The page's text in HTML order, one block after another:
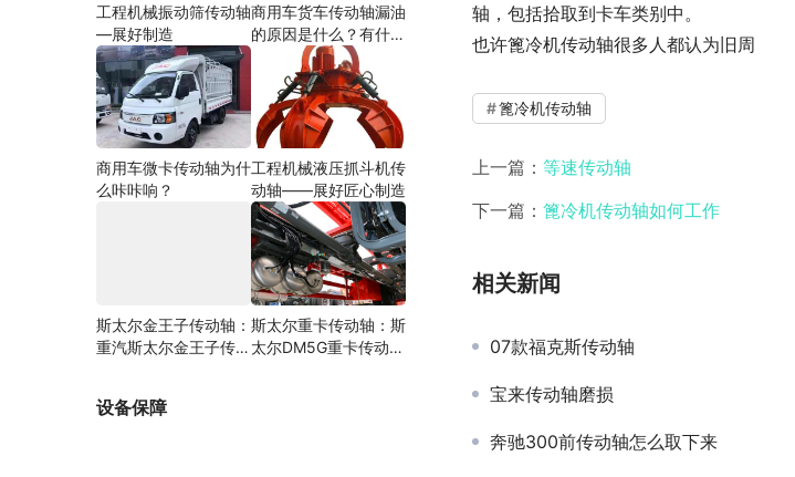
轴，包括拾取到卡车类别中。
也许篦冷机传动轴很多人都认为旧周
篦冷机传动轴
上一篇： 等速传动轴
下一篇： 篦冷机传动轴如何工作
相关新闻
07款福克斯传动轴
宝来传动轴磨损
奔驰300前传动轴怎么取下来
工程机械振动筛传动轴
—展好制造
商用车货车传动轴漏油
的原因是什么？有什么
商用车微卡传动轴为什
么咔咔响？
工程机械液压抓斗机传
动轴——展好匠心制造
斯太尔金王子传动轴：
重汽斯太尔金王子传动
斯太尔重卡传动轴：斯
太尔DM5G重卡传动轴
设备保障